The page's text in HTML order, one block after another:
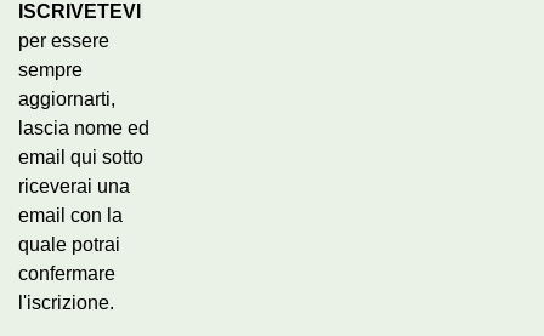
ISCRIVETEVI
per essere
sempre
aggiornarti,
lascia nome ed
email qui sotto
riceverai una
email con la
quale potrai
confermare
l'iscrizione.